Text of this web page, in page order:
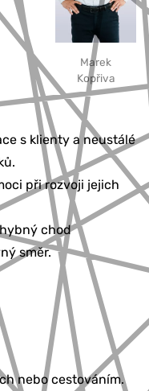
Marek
Kopřiva
s klienty a neustálé
při rozvoji jejich
chod
směr.
nebo cestováním.